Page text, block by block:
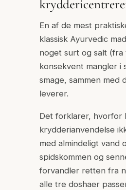
En af de mest
klassisk Ayurvedic
noget surt og salt
konsekvent mangler
smage, sammen med
leverer.
Det forklarer, hvorfor
krydderianvendelse
med almindeligt vand
spidskommen og
forvandler retten fra
alle tre doshaer